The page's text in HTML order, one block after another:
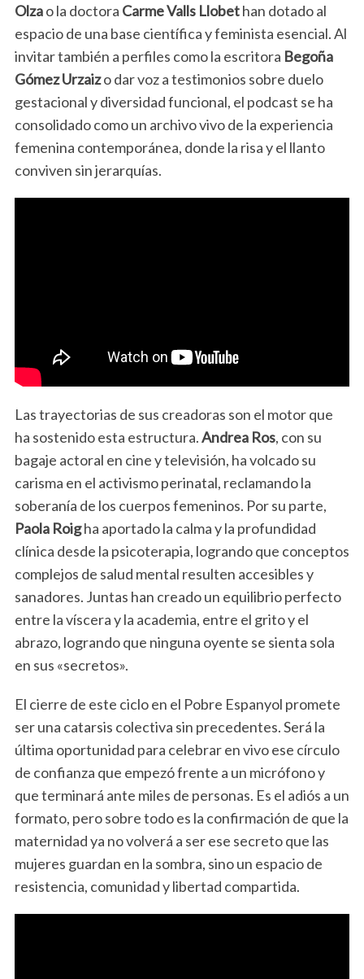
Olzao la doctora Carme Valls Llobethan dotado al
espacio de una base científica y feminista esencial. Al
invitar también a perfiles como la escritora Begoña
Gómez Urzaizo dar voz a testimonios sobre duelo
gestacional y diversidad funcional, el podcast se ha
consolidado como un archivo vivo de la experiencia
femenina contemporánea, donde la risa y el llanto
conviven sin jerarquías.
Las trayectorias de sus creadoras son el motor que
ha sostenido esta estructura.Andrea Ros, con su
bagaje actoral en cine y televisión, ha volcado su
carisma en el activismo perinatal, reclamando la
soberanía de los cuerpos femeninos. Por su parte,
Paola Roigha aportado la calma y la profundidad
clínica desde la psicoterapia, logrando que conceptos
complejos de salud mental resulten accesibles y
sanadores. Juntas han creado un equilibrio perfecto
entre la víscera y la academia, entre el grito y el
abrazo, logrando que ninguna oyente se sienta sola
en sus «secretos».
El cierre de este ciclo en el Pobre Espanyol promete
ser una catarsis colectiva sin precedentes. Será la
última oportunidad para celebrar en vivo ese círculo
de confianza que empezó frente a un micrófono y
que terminará ante miles de personas. Es el adiós a un
formato, pero sobre todo es la confirmación de que la
maternidad ya no volverá a ser ese secreto que las
mujeres guardan en la sombra, sino un espacio de
resistencia, comunidad y libertad compartida.
S
e
a
h
f